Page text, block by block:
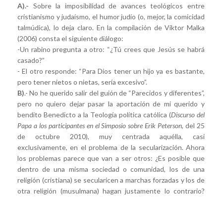
A).- Sobre la imposibilidad de avances teológicos entre
cristianismo y judaísmo, el humor judío (o, mejor, la comicidad
talmúdica), lo deja claro. En la compilación de Viktor Malka
(2006) consta el siguiente diálogo:
-Un rabino pregunta a otro: “¿Tú crees que Jesús se habrá
casado?”
- El otro responde: “Para Dios tener un hijo ya es bastante,
pero tener nietos o nietas, sería excesivo”.
B).- No he querido salir del guión de “Parecidos y diferentes”,
pero no quiero dejar pasar la aportación de mi querido y
bendito Benedicto a la Teología política católica (Discurso del
Papa a los participantes en el Simposio sobre Erik Peterson, del 25
de octubre 2010), muy centrada aquélla, casi
exclusivamente, en el problema de la secularización. Ahora
los problemas parece que van a ser otros: ¿Es posible que
dentro de una misma sociedad o comunidad, los de una
religión (cristiana) se secularicen a marchas forzadas y los de
otra religión (musulmana) hagan justamente lo contrario?